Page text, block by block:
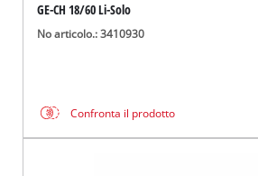
GE-CH 18/60 Li-Solo
No articolo.: 3410930
Confronta il prodotto